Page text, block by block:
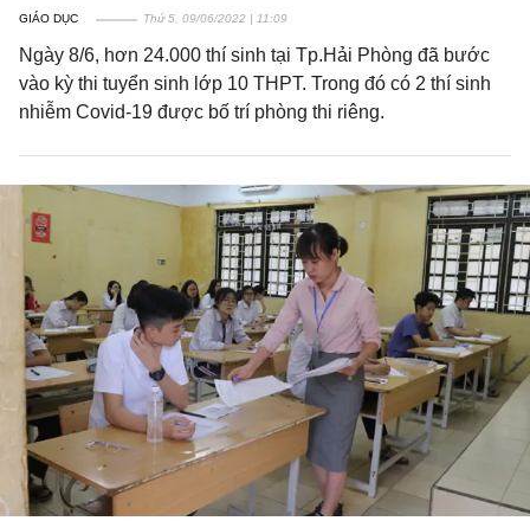
GIÁO DỤC Thứ 5, 09/06/2022 | 11:09
Ngày 8/6, hơn 24.000 thí sinh tại Tp.Hải Phòng đã bước
vào kỳ thi tuyển sinh lớp 10 THPT. Trong đó có 2 thí sinh
nhiễm Covid-19 được bố trí phòng thi riêng.